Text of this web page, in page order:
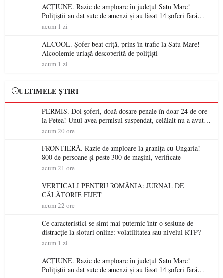
ACȚIUNE. Razie de amploare în județul Satu Mare!
Polițiștii au dat sute de amenzi și au lăsat 14 șoferi fără
permis într-o singură zi
acum 1 zi
ALCOOL. Șofer beat criță, prins în trafic la Satu Mare!
Alcoolemie uriașă descoperită de polițiști
acum 1 zi
ULTIMELE ȘTIRI
PERMIS. Doi șoferi, două dosare penale în doar 24 de ore
la Petea! Unul avea permisul suspendat, celălalt nu a avut
niciodată permis
acum 20 ore
FRONTIERĂ. Razie de amploare la granița cu Ungaria!
800 de persoane și peste 300 de mașini, verificate
acum 21 ore
VERTICALI PENTRU ROMÂNIA: JURNAL DE
CĂLĂTORIE FIJET
acum 22 ore
Ce caracteristici se simt mai puternic într-o sesiune de
distracție la sloturi online: volatilitatea sau nivelul RTP?
acum 1 zi
ACȚIUNE. Razie de amploare în județul Satu Mare!
Polițiștii au dat sute de amenzi și au lăsat 14 șoferi fără